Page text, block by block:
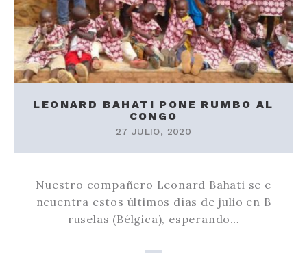
LEONARD BAHATI PONE RUMBO AL
CONGO
27 JULIO, 2020
Nuestro compañero Leonard Bahati se e
ncuentra estos últimos días de julio en B
ruselas (Bélgica), esperando…